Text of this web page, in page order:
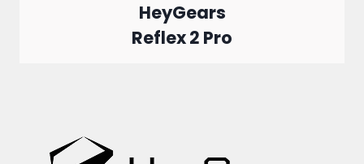
HeyGears
Reflex 2 Pro